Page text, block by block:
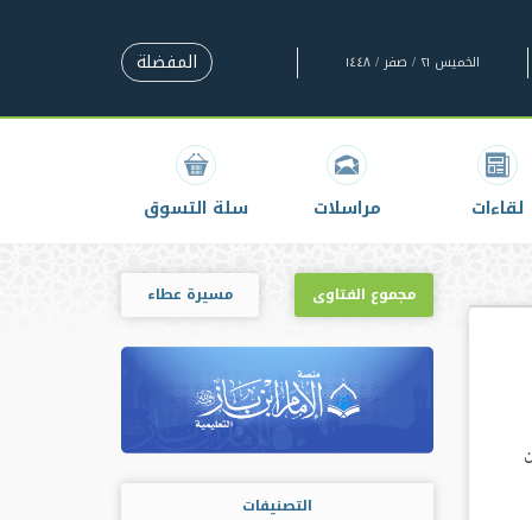
الخميس ٢١ / صفر / ١٤٤٨ المفضلة
لقاءات مراسلات سلة التسوق
مجموع الفتاوى مسيرة عطاء
التصنيفات